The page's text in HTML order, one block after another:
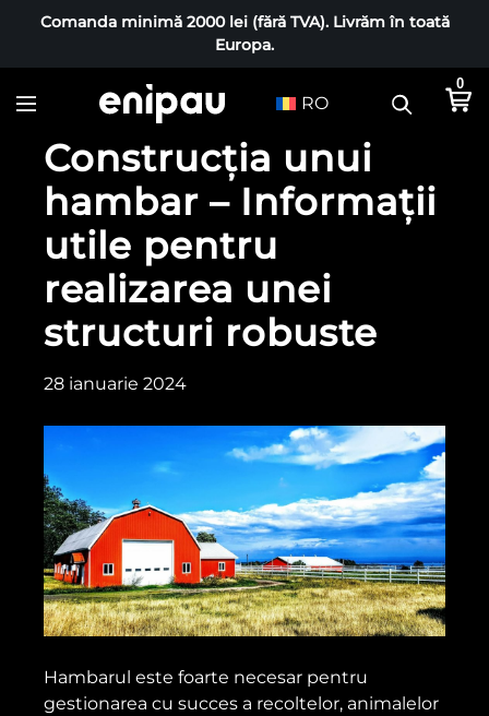
Comanda minimă 2000 lei (fără TVA). Livrăm în toată
Europa.
RO
0
Construcția unui
hambar – Informații
utile pentru
realizarea unei
structuri robuste
28 ianuarie 2024
Hambarul este foarte necesar pentru
gestionarea cu succes a recoltelor, animalelor